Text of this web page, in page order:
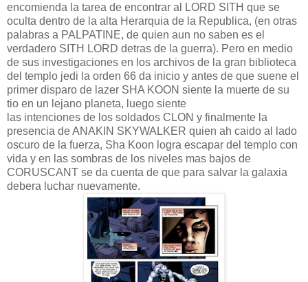
encomienda la tarea de encontrar al LORD SITH que se
oculta dentro de la alta Herarquia de la Republica, (en otras
palabras a PALPATINE, de quien aun no saben es el
verdadero SITH LORD detras de la guerra). Pero en medio
de sus investigaciones en los archivos de la gran biblioteca
del templo jedi la orden 66 da inicio y antes de que suene el
primer disparo de lazer SHA KOON siente la muerte de su
tio en un lejano planeta, luego siente
las intenciones de los soldados CLON y finalmente la
presencia de ANAKIN SKYWALKER quien ah caido al lado
oscuro de la fuerza, Sha Koon logra escapar del templo con
vida y en las sombras de los niveles mas bajos de
CORUSCANT se da cuenta de que para salvar la galaxia
debera luchar nuevamente.